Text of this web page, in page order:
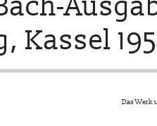
Kassel
Das Werk